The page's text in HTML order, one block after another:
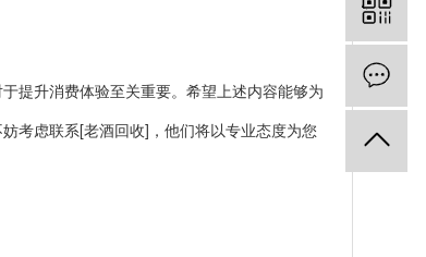
提升消费体验至关重要。希望上述内容能够为
考虑联系[老酒回收]，他们将以专业态度为您